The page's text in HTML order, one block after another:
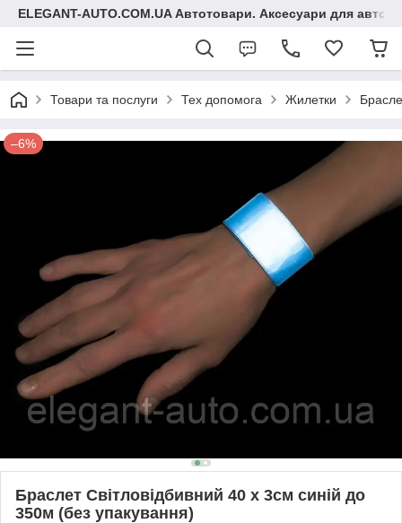
ELEGANT-AUTO.COM.UA Автотовари. Аксесуари для авто
Товари та послуги Тех допомога Жилетки
–6%
Браслет Світловідбивний 40 х 3см синій до
350м (без упакування)